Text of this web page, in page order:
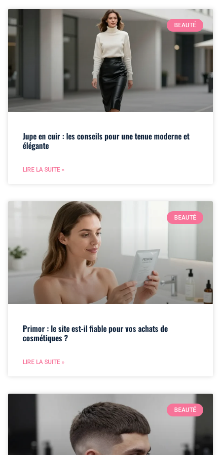
BEAUTÉ
Jupe en cuir : les conseils pour une tenue moderne et
élégante
LIRE LA SUITE »
BEAUTÉ
Primor : le site est-il fiable pour vos achats de
cosmétiques ?
LIRE LA SUITE »
BEAUTÉ